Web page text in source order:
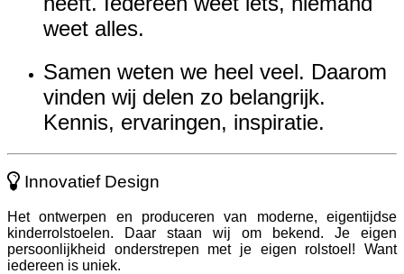
weet alles.
Samen weten we heel veel. Daarom
vinden wij delen zo belangrijk.
Kennis, ervaringen, inspiratie.
Innovatief Design
Het ontwerpen en produceren van moderne, eigentijdse
kinderrolstoelen. Daar staan wij om bekend. Je eigen
persoonlijkheid onderstrepen met je eigen rolstoel! Want
iedereen is uniek.